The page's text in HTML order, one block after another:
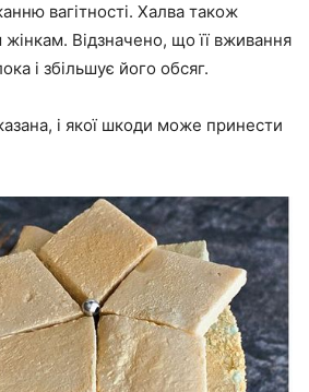
вагітності. Халва також
Відзначено, що її вживання
і збільшує його обсяг.
і якої шкоди може принести